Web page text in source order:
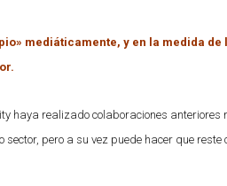
mediáticamente, y en la medida
haya realizado colaboraciones
pero a su vez puede hacer que